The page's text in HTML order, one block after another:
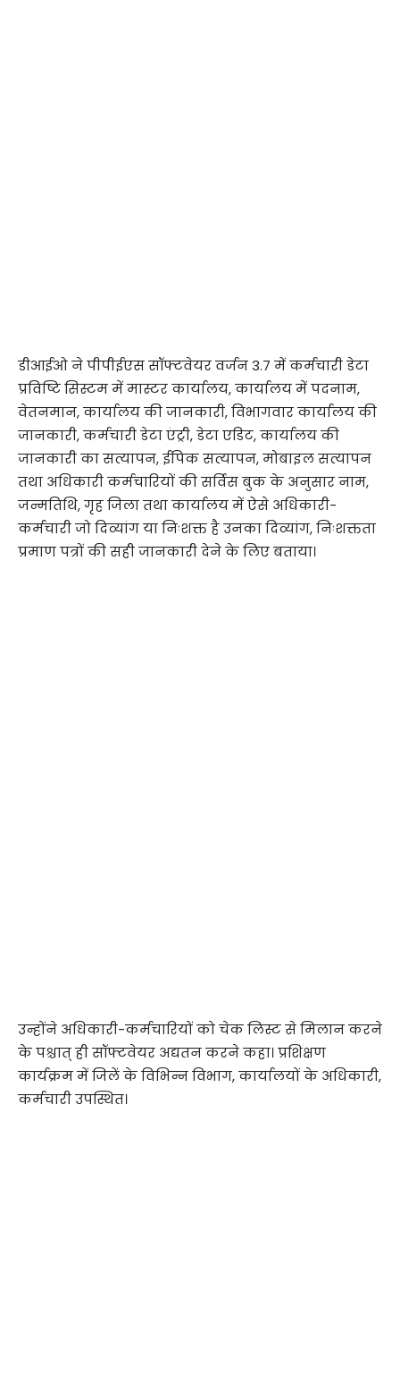
डीआईओ ने पीपीईएस सॉफ्टवेयर वर्जन 3.7 में कर्मचारी डेटा
प्रविष्टि सिस्टम में मास्टर कार्यालय, कार्यालय में पदनाम,
वेतनमान, कार्यालय की जानकारी, विभागवार कार्यालय की
जानकारी, कर्मचारी डेटा एंट्री, डेटा एडिट, कार्यालय की
जानकारी का सत्यापन, ईपिक सत्यापन, मोबाइल सत्यापन
तथा अधिकारी कर्मचारियों की सर्विस बुक के अनुसार नाम,
जन्मतिथि, गृह जिला तथा कार्यालय में ऐसे अधिकारी-
कर्मचारी जो दिव्यांग या निःशक्त है उनका दिव्यांग, निःशक्तता
प्रमाण पत्रों की सही जानकारी देने के लिए बताया।
उन्होंने अधिकारी-कर्मचारियों को चेक लिस्ट से मिलान करने
के पश्चात् ही सॉफ्टवेयर अद्यतन करने कहा। प्रशिक्षण
कार्यक्रम में जिलें के विभिन्न विभाग, कार्यालयों के अधिकारी,
कर्मचारी उपस्थित।